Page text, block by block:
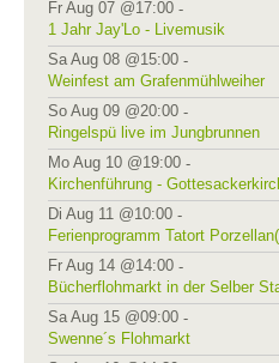
Fr Aug 07 @17:00 -
1 Jahr Jay'Lo - Livemusik
Sa Aug 08 @15:00 -
Weinfest am Grafenmühlweiher
So Aug 09 @20:00 -
Ringelspü live im Jungbrunnen
Mo Aug 10 @19:00 -
Kirchenführung -
Di Aug 11 @10:00 -
Ferienprogramm Tatort
Fr Aug 14 @14:00 -
Bücherflohmarkt in der Selber
Sa Aug 15 @09:00 -
Swenne´s Flohmarkt